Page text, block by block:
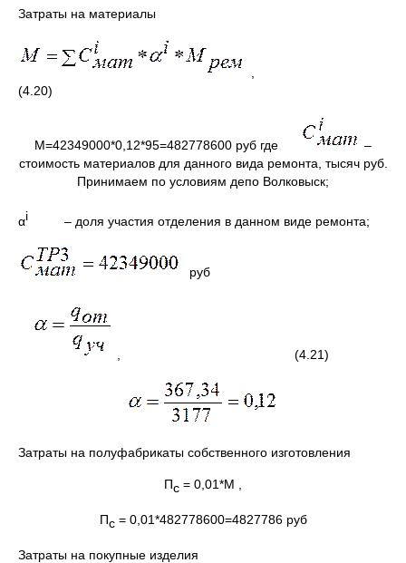
Затраты на материалы
(4.20)
М=42349000*0,12*95=482778600 руб где
–
стоимость материалов для данного вида ремонта, тысяч руб.
Принимаем по условиям депо Волковыск;
αi – доля участия отделения в данном виде ремонта;
руб
, (4.21)
Затраты на полуфабрикаты собственного изготовления
Пс = 0,01*М ,
Пс = 0,01*482778600=4827786 руб
Затраты на покупные изделия